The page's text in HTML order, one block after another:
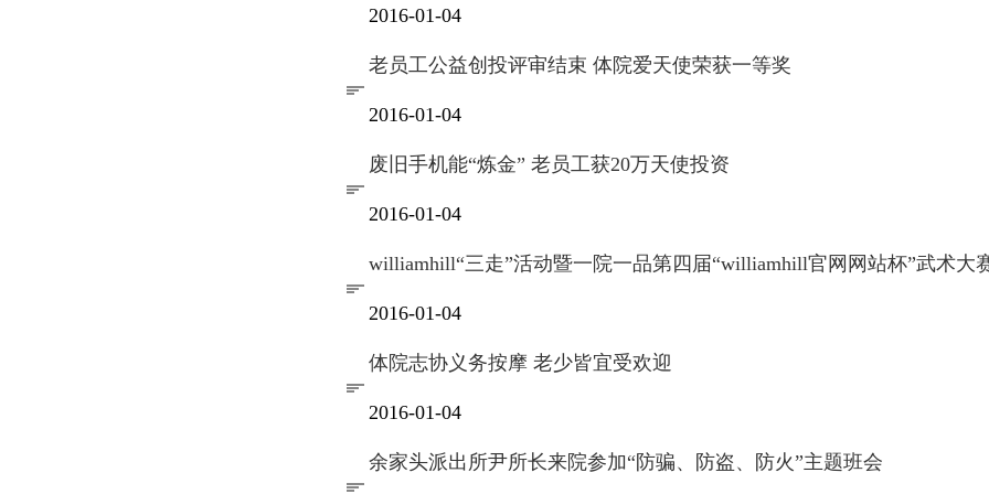
2016-01-04
老员工公益创投评审结束 体院爱天使荣获一等奖
2016-01-04
废旧手机能“炼金” 老员工获20万天使投资
2016-01-04
williamhill“三走”活动暨一院一品第四届“williamhill官网网站杯”武术大
2016-01-04
体院志协义务按摩 老少皆宜受欢迎
2016-01-04
余家头派出所尹所长来院参加“防骗、防盗、防火”主题班会